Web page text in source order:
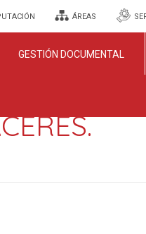
ÁREAS
GESTIÓN DOCUMENTAL